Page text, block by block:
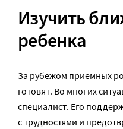
Изучить
ребенка
За рубежом приемных
готовят. Во многих
специалист. Его
с трудностями и